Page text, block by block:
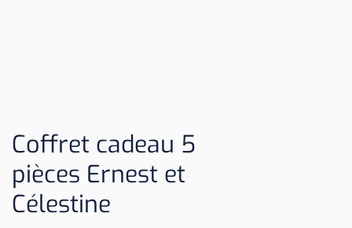
Coffret cadeau 5
pièces Ernest et
Célestine